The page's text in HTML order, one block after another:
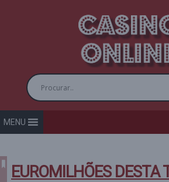
MENU
EUROMILHÕES DESTA